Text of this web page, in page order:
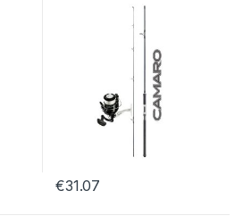
€31.07